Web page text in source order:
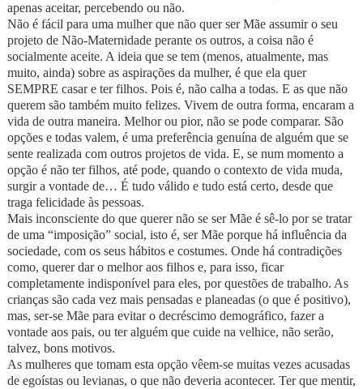
apenas aceitar, percebendo ou não.
Não é fácil para uma mulher que não quer ser Mãe assumir o seu
projeto de Não-Maternidade perante os outros, a coisa não é
socialmente aceite. A ideia que se tem (menos, atualmente, mas
muito, ainda) sobre as aspirações da mulher, é que ela quer
SEMPRE casar e ter filhos. Pois é, não calha a todas. E as que não
querem são também muito felizes. Vivem de outra forma, encaram a
vida de outra maneira. Melhor ou pior, não se pode comparar. São
opções e todas valem, é uma preferência genuína de alguém que se
sente realizada com outros projetos de vida. E, se num momento a
opção é não ter filhos, até pode, quando o contexto de vida muda,
surgir a vontade de… É tudo válido e tudo está certo, desde que
traga felicidade às pessoas.
Mais inconsciente do que querer não se ser Mãe é sê-lo por se tratar
de uma “imposição” social, isto é, ser Mãe porque há influência da
sociedade, com os seus hábitos e costumes. Onde há contradições
como, querer dar o melhor aos filhos e, para isso, ficar
completamente indisponível para eles, por questões de trabalho. As
crianças são cada vez mais pensadas e planeadas (o que é positivo),
mas, ser-se Mãe para evitar o decréscimo demográfico, fazer a
vontade aos pais, ou ter alguém que cuide na velhice, não serão,
talvez, bons motivos.
As mulheres que tomam esta opção vêem-se muitas vezes acusadas
de egoístas ou levianas, o que não deveria acontecer. Ter que mentir,